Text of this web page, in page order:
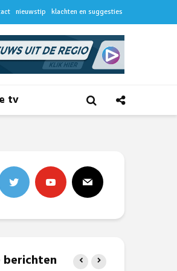
nieuwstip klachten en suggesties
tv